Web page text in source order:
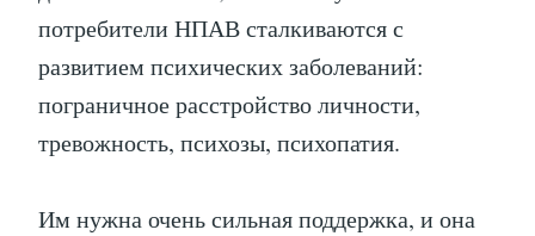
потребители НПАВ сталкиваются с
развитием психических заболеваний:
пограничное расстройство личности,
тревожность, психозы, психопатия.
Им нужна очень сильная поддержка, и она